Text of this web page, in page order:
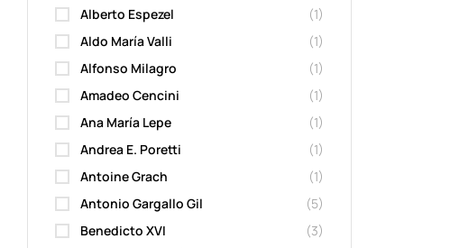
Alberto Espezel
(1)
Aldo María Valli
(1)
Alfonso Milagro
(1)
Amadeo Cencini
(1)
Ana María Lepe
(1)
Andrea E. Poretti
(1)
Antoine Grach
(1)
Antonio Gargallo Gil
(5)
Benedicto XVI
(3)